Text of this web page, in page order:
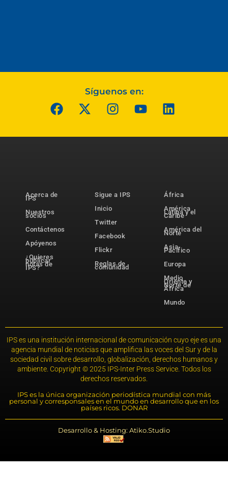
Síguenos en:
Acerca de
IPS
Nuestros
socios
Contáctenos
Apóyenos
¿Quieres
publicar
notas de
IPS?
Sigue a IPS
Inicio
Twitter
Facebook
Flickr
Reglas de
comunidad
África
América
Latina y el
Caribe
América del
Norte
Asia-
Pacífico
Europa
Medio
Oriente y
Norte de
África
Mundo
IPS es una institución internacional de comunicación cuyo eje es una
agencia mundial de noticias que amplifica las voces del Sur y de la
sociedad civil sobre desarrollo, globalización, derechos humanos y
ambiente. Copyright © 2025 IPS-Inter Press Service. Todos los
derechos reservados.
IPS es la única organización periodística mundial con más
personal y corresponsales en el mundo en desarrollo que en los
países ricos. DONAR
Desarrollo & Hosting: Atiko.Studio